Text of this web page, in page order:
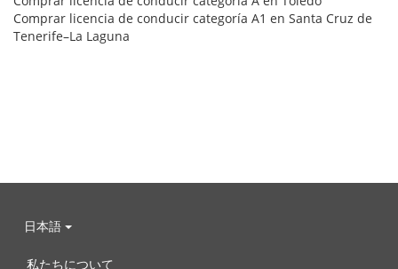
Comprar licencia de conducir categoría A1 en Santa Cruz de
Tenerife–La Laguna
日本語
私たちについて